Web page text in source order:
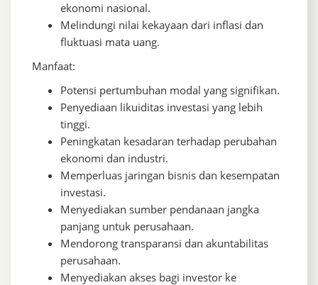
ekonomi nasional.
Melindungi nilai kekayaan dari inflasi dan
fluktuasi mata uang.
Manfaat:
Potensi pertumbuhan modal yang signifikan.
Penyediaan likuiditas investasi yang lebih
tinggi.
Peningkatan kesadaran terhadap perubahan
ekonomi dan industri.
Memperluas jaringan bisnis dan kesempatan
investasi.
Menyediakan sumber pendanaan jangka
panjang untuk perusahaan.
Mendorong transparansi dan akuntabilitas
perusahaan.
Menyediakan akses bagi investor ke